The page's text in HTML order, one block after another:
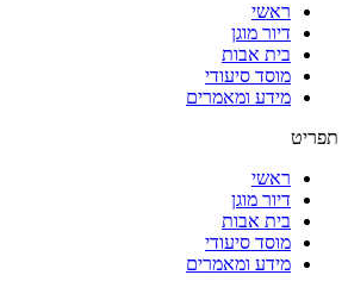
ראשי
דיור מוגן
בית אבות
מוסד סיעודי
מידע ומאמרים
תפריט
ראשי
דיור מוגן
בית אבות
מוסד סיעודי
מידע ומאמרים